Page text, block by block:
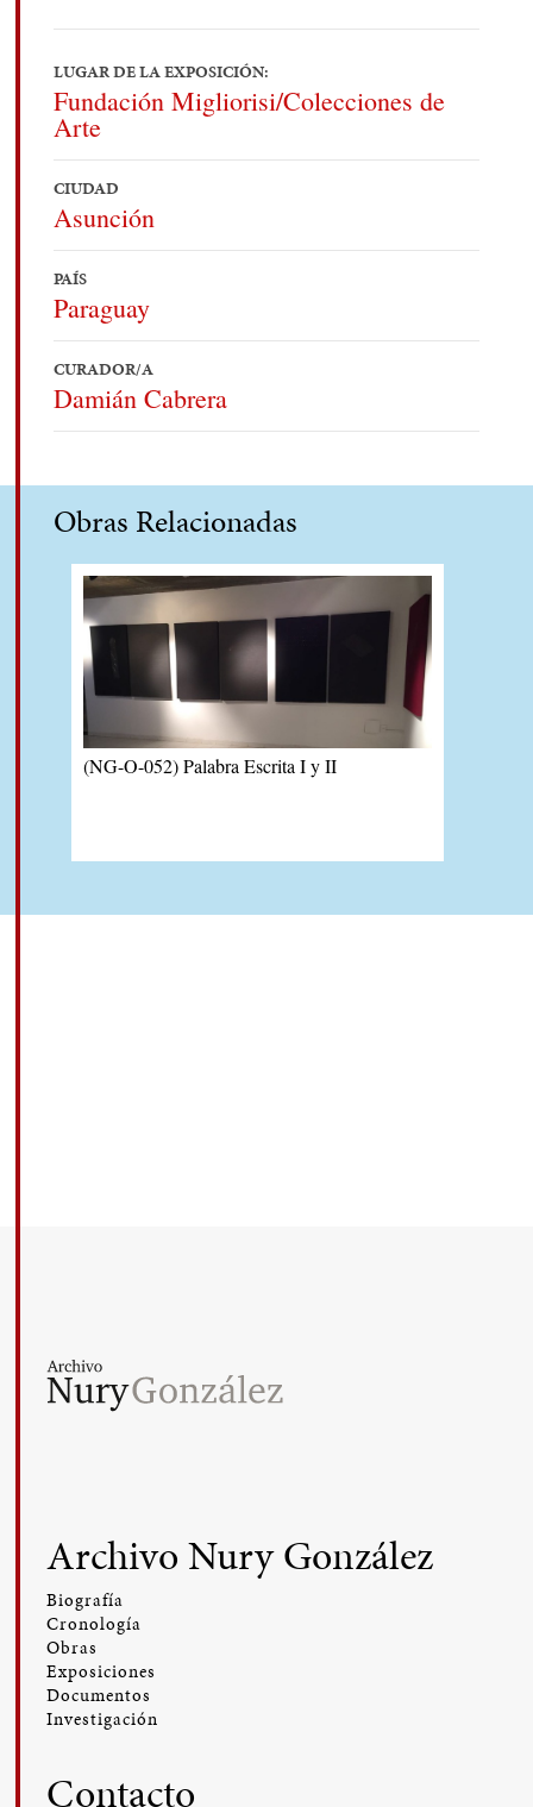
LUGAR DE LA EXPOSICIÓN:
Fundación Migliorisi/Colecciones de
Arte
CIUDAD
Asunción
PAÍS
Paraguay
CURADOR/A
Damián Cabrera
Obras Relacionadas
(NG-O-052) Palabra Escrita I y II
Archivo Nury González
Biografía
Cronología
Obras
Exposiciones
Documentos
Investigación
Contacto